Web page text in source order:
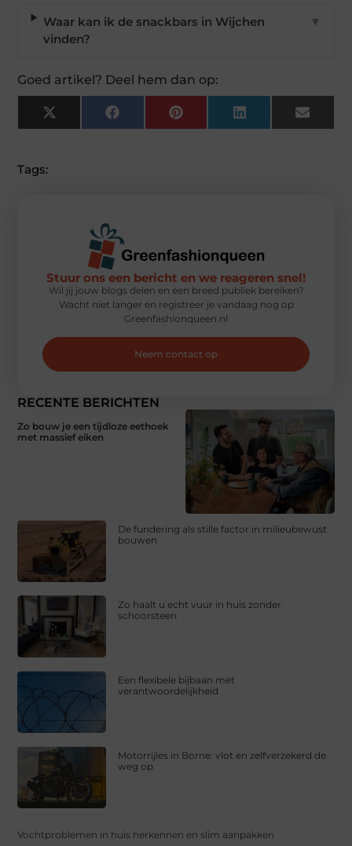
Waar kan ik de snackbars in Wijchen
vinden?
▼
Goed artikel? Deel hem dan op:
X
(Twitter)
FacebookPinterest LinkedIn Email
Tags:
RECENTE BERICHTEN
Zo bouw je een tijdloze eethoek
met massief eiken
De fundering als stille factor in milieubewust
bouwen
Zo haalt u echt vuur in huis zonder
schoorsteen
Een flexibele bijbaan met
verantwoordelijkheid
Motorrijles in Borne: vlot en zelfverzekerd de
weg op
Vochtproblemen in huis herkennen en slim aanpakken
Stuur ons een bericht en we reageren snel!
Wil jij jouw blogs delen en een breed publiek bereiken?
Wacht niet langer en registreer je vandaag nog op
Greenfashionqueen.nl
Neem contact op